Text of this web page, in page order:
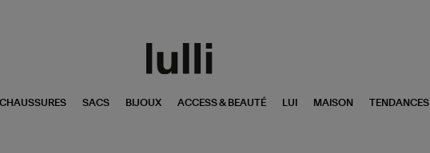
CHAUSSURES SACS BIJOUX ACCESS & BEAUTÉ LUI MAISON TENDANCES